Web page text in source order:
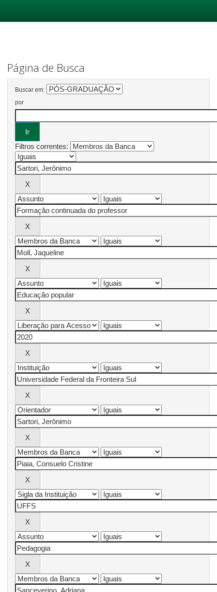
Página de Busca
Buscar em:
por
Filtros correntes: